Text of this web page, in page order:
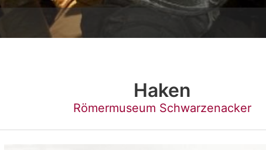
Haken
Römermuseum Schwarzenacker